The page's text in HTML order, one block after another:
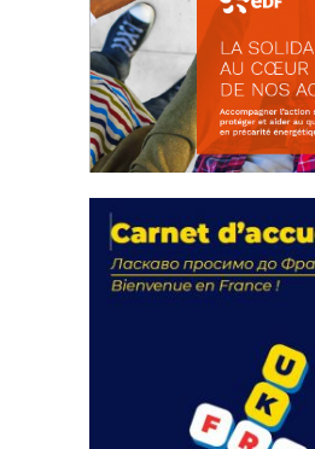
actions
18 septembre 2023
FEUILLETER